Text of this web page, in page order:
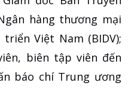
hàng thương mại
Việt Nam (BIDV);
biên tập viên đến
báo chí Trung ương